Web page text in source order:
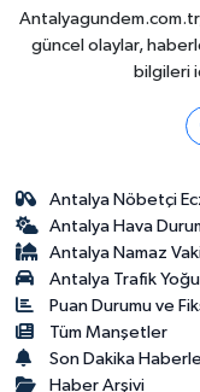
güncel olaylar,
bilgileri
Antalya Nöbetçi
Antalya Hava
Antalya Namaz
Antalya Trafik
Puan Durumu ve
Tüm Manşetler
Son Dakika
Haber Arşivi